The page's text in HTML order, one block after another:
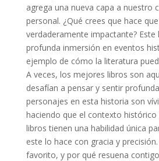
agrega una nueva capa a nuestro
personal. ¿Qué crees que hace
verdaderamente impactante? Este
profunda inmersión en eventos
ejemplo de cómo la literatura
A veces, los mejores libros son
desafían a pensar y sentir
personajes en esta historia son
haciendo que el contexto histórico
libros tienen una habilidad única
este lo hace con gracia y
favorito, y por qué resuena